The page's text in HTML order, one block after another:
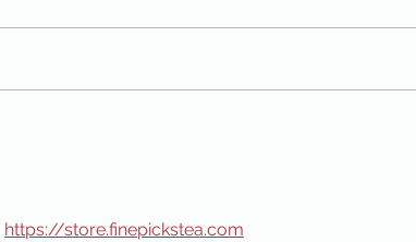
https://store.finepickstea.com